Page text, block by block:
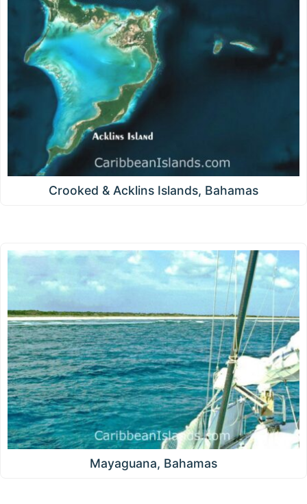
Crooked & Acklins Islands, Bahamas
Mayaguana, Bahamas